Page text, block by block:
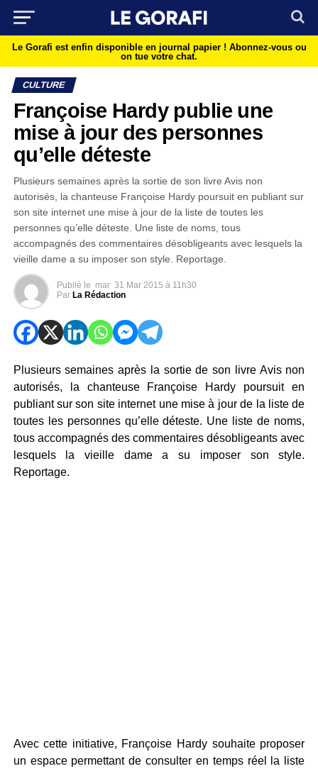
Le Gorafi est enfin disponible en journal papier ! Abonnez-vous ou
on tue votre chat.
CULTURE
Françoise Hardy publie une
mise à jour des personnes
qu’elle déteste
Plusieurs semaines après la sortie de son livre Avis non
autorisés, la chanteuse Françoise Hardy poursuit en publiant sur
son site internet une mise à jour de la liste de toutes les
personnes qu’elle déteste. Une liste de noms, tous
accompagnés des commentaires désobligeants avec lesquels la
vieille dame a su imposer son style. Reportage.
Publié le mar 31 Mar 2015 à 11h30
Par La Rédaction
Plusieurs semaines après la sortie de son livre Avis non
autorisés, la chanteuse Françoise Hardy poursuit en
publiant sur son site internet une mise à jour de la liste de
toutes les personnes qu’elle déteste. Une liste de noms,
tous accompagnés des commentaires désobligeants avec
lesquels la vieille dame a su imposer son style.
Reportage.
Avec cette initiative, Françoise Hardy souhaite proposer
un espace permettant de consulter en temps réel la liste